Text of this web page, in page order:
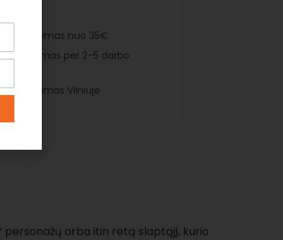
pristatymas nuo 35€
pristatymas per 2-5 darbo
atsiėmimas Vilniuje
personažų arba itin retą slaptąjį, kurio